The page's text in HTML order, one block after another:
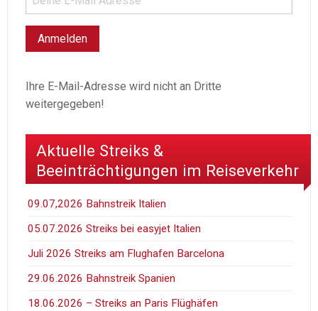
Ihre E-Mail-Adresse wird nicht an Dritte
weitergegeben!
Aktuelle Streiks &
Beeinträchtigungen im Reiseverkehr
09.07,2026 Bahnstreik Italien
05.07.2026 Streiks bei easyjet Italien
Juli 2026 Streiks am Flughafen Barcelona
29.06.2026 Bahnstreik Spanien
18.06.2026 – Streiks an Paris Flüghäfen